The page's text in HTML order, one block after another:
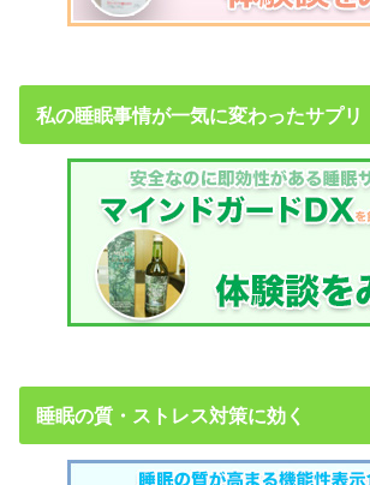
私の睡眠事情が一気に変わったサプリ
睡眠の質・ストレス対策に効く